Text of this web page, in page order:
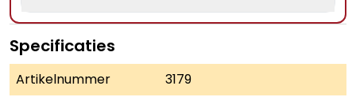
Specificaties
Artikelnummer
3179